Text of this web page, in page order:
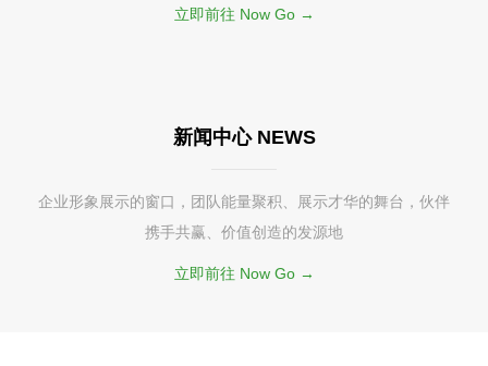
立即前往 Now Go →
新闻中心 NEWS
企业形象展示的窗口，团队能量聚积、展示才华的舞台，伙伴
携手共赢、价值创造的发源地
立即前往 Now Go →